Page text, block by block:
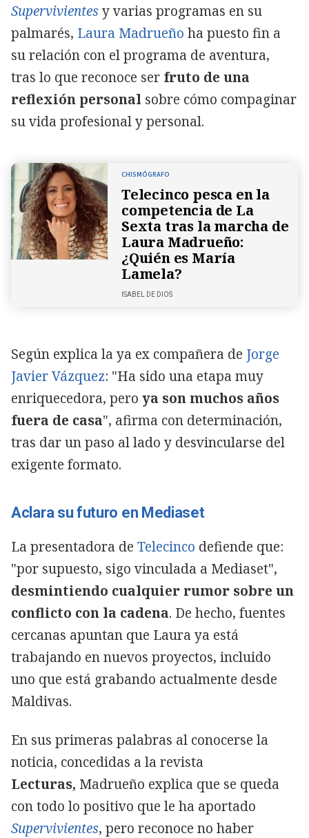
Supervivientesy varias programas en su
palmarés, Laura Madrueño ha puesto fin a
su relación con el programa de aventura,
tras lo que reconoce ser fruto de una
reflexión personal sobre cómo compaginar
su vida profesional y personal.
CHISMÓGRAFO
Telecinco pesca en la
competencia de La
Sexta tras la marcha de
Laura Madrueño:
¿Quién es María
Lamela?
ISABEL DE DIOS
Según explica la ya ex compañera de Jorge
Javier Vázquez: "Ha sido una etapa muy
enriquecedora, pero ya son muchos años
fuera de casa", afirma con determinación,
tras dar un paso al lado y desvincularse del
exigente formato.
Aclara su futuro en Mediaset
La presentadora de Telecinco defiende que:
"por supuesto, sigo vinculada a Mediaset",
desmintiendo cualquier rumor sobre un
conflicto con la cadena. De hecho, fuentes
cercanas apuntan que Laura ya está
trabajando en nuevos proyectos, incluido
uno que está grabando actualmente desde
Maldivas.
En sus primeras palabras al conocerse la
noticia, concedidas a la revista
Lecturas, Madrueño explica que se queda
con todo lo positivo que le ha aportado
Supervivientes, pero reconoce no haber